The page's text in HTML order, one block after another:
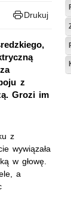
Drukuj
z
Grozi im
z
wywiązała
w głowę.
a